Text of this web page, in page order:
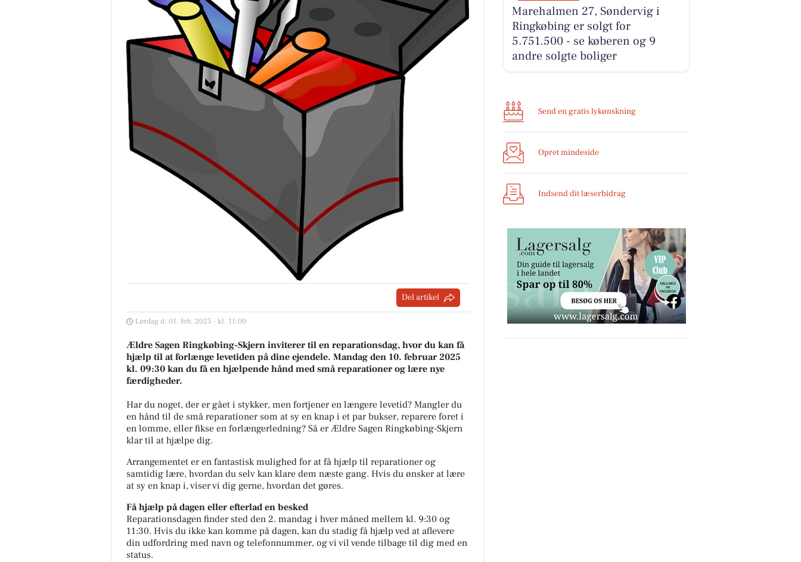
Del artikel
Lørdag d. 01. feb. 2025 - kl. 11:00
Ældre Sagen Ringkøbing-Skjern inviterer til en reparationsdag, hvor du kan få
hjælp til at forlænge levetiden på dine ejendele. Mandag den 10. februar 2025
kl. 09:30 kan du få en hjælpende hånd med små reparationer og lære nye
færdigheder.
Har du noget, der er gået i stykker, men fortjener en længere levetid? Mangler du
en hånd til de små reparationer som at sy en knap i et par bukser, reparere foret i
en lomme, eller fikse en forlængerledning? Så er Ældre Sagen Ringkøbing-Skjern
klar til at hjælpe dig.
Arrangementet er en fantastisk mulighed for at få hjælp til reparationer og
samtidig lære, hvordan du selv kan klare dem næste gang. Hvis du ønsker at lære
at sy en knap i, viser vi dig gerne, hvordan det gøres.
Få hjælp på dagen eller efterlad en besked
Reparationsdagen finder sted den 2. mandag i hver måned mellem kl. 9:30 og
11:30. Hvis du ikke kan komme på dagen, kan du stadig få hjælp ved at aflevere
din udfordring med navn og telefonnummer, og vi vil vende tilbage til dig med en
status.
Marehalmen 27, Søndervig i
Ringkøbing er solgt for
5.751.500 - se køberen og 9
andre solgte boliger
Send en gratis lykønskning
Opret mindeside
Indsend dit læserbidrag